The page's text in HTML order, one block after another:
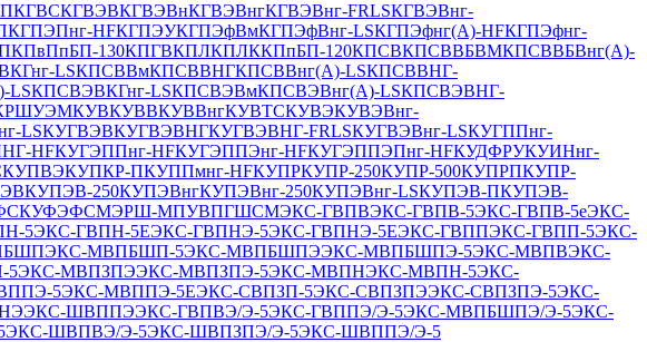
КГВСКГВЭВКГВЭВнКГВЭВнгКГВЭВнг-FRLSКГВЭВнг-
КГПЭПнг-HFКГПЭУКГПЭфВмКГПЭфВнг-LSКГПЭфнг(А)-HFКГПЭфнг-
КПвПпБП-130КПГВКПЛКПЛККПпБП-120КПСВКПСВВБВМКПСВВБВнг(А)-
LSКПСВВмКПСВВНГКПСВВнг(А)-LSКПСВВНГ-
LSКПСВЭВКГнг-LSКПСВЭВмКПСВЭВнг(А)-LSКПСВЭВНГ-
КУВКУВВКУВВнгКУВТСКУВЭКУВЭВнг-
LSКУГВЭВКУГВЭВНГКУГВЭВНГ-FRLSКУГВЭВнг-LSКУГППнг-
HFКУГЭППнг-HFКУГЭППЭнг-HFКУГЭППЭПнг-HFКУДФРУКУИНнг-
КУПВЭКУПКР-ПКУППмнг-HFКУПРКУПР-250КУПР-500КУПРПКУПР-
КУПЭВ-250КУПЭВнгКУПЭВнг-250КУПЭВнг-LSКУПЭВ-ПКУПЭВ-
КУФЭФСМЭРШ-МПУВПГШСМЭКС-ГВПВЭКС-ГВПВ-5ЭКС-ГВПВ-5еЭКС-
5ЭКС-ГВПН-5ЕЭКС-ГВПНЭ-5ЭКС-ГВПНЭ-5ЕЭКС-ГВППЭКС-ГВПП-5ЭКС-
ЭКС-МВПБШП-5ЭКС-МВПБШПЭЭКС-МВПБШПЭ-5ЭКС-МВПВЭКС-
5ЭКС-МВПЗПЭЭКС-МВПЗПЭ-5ЭКС-МВПНЭКС-МВПН-5ЭКС-
5ЭКС-МВППЭ-5ЕЭКС-СВПЗП-5ЭКС-СВПЗПЭЭКС-СВПЗПЭ-5ЭКС-
ЭКС-ШВППЭЭКС-ГВПВЭ/Э-5ЭКС-ГВППЭ/Э-5ЭКС-МВПБШПЭ/Э-5ЭКС-
ЭКС-ШВПВЭ/Э-5ЭКС-ШВПЗПЭ/Э-5ЭКС-ШВППЭ/Э-5